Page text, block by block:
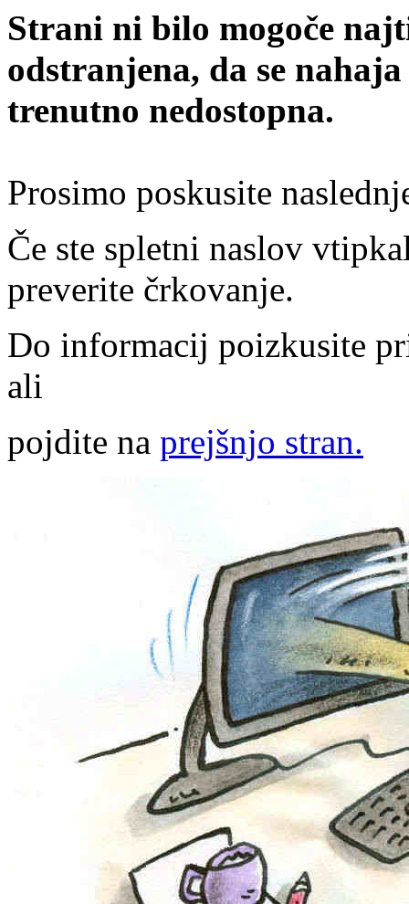
Strani ni bilo mogoče
odstranjena, da se
trenutno nedostopna.
Prosimo poskusite
Če ste spletni naslov
preverite črkovanje.
Do informacij poizkusite
ali
pojdite na prejšnjo stran.